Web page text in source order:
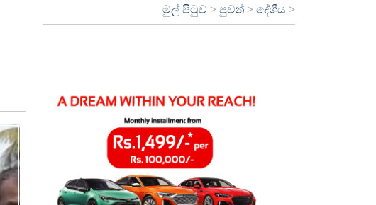
මුල් පිටුව >පුවත් >දේශීය >